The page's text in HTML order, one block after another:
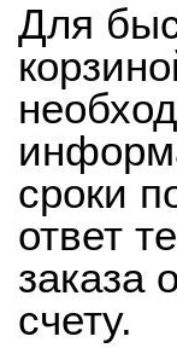
Для
сроки
ответ
заказа
счету.